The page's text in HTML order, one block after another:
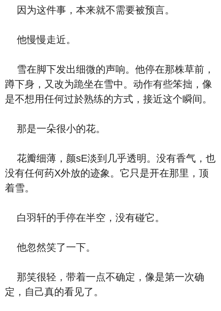
因为这件事，本来就不需要被预言。
他慢慢走近。
雪在脚下发出细微的声响。他停在那株草前，
蹲下身，又改为跪坐在雪中。动作有些笨拙，像
是不想用任何过於熟练的方式，接近这个瞬间。
那是一朵很小的花。
花瓣细薄，颜sE淡到几乎透明。没有香气，也
没有任何药X外放的迹象。它只是开在那里，顶
着雪。
白羽轩的手停在半空，没有碰它。
他忽然笑了一下。
那笑很轻，带着一点不确定，像是第一次确
定，自己真的看见了。